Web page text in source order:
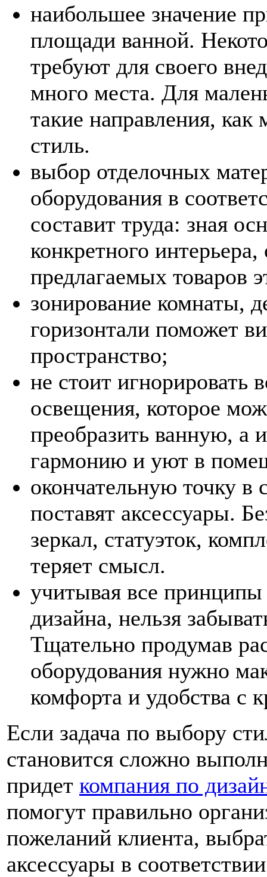
наибольшее значение
площади ванной.
требуют для своего
много места. Для
такие направления,
стиль.
выбор отделочных
оборудования в
составит труда: зная
конкретного
предлагаемых товаров
зонирование комнаты,
горизонтали поможет
пространство;
не стоит игнорировать
освещения, которое
преобразить ванную, а
гармонию и уют в
окончательную точку в
поставят аксессуары.
зеркал, статуэток,
теряет смысл.
учитывая все
дизайна, нельзя
Тщательно продумав
оборудования нужно
комфорта и удобства с
Если задача по выбору
становится сложно
придет компания по
помогут правильно
пожеланий клиента,
аксессуары в